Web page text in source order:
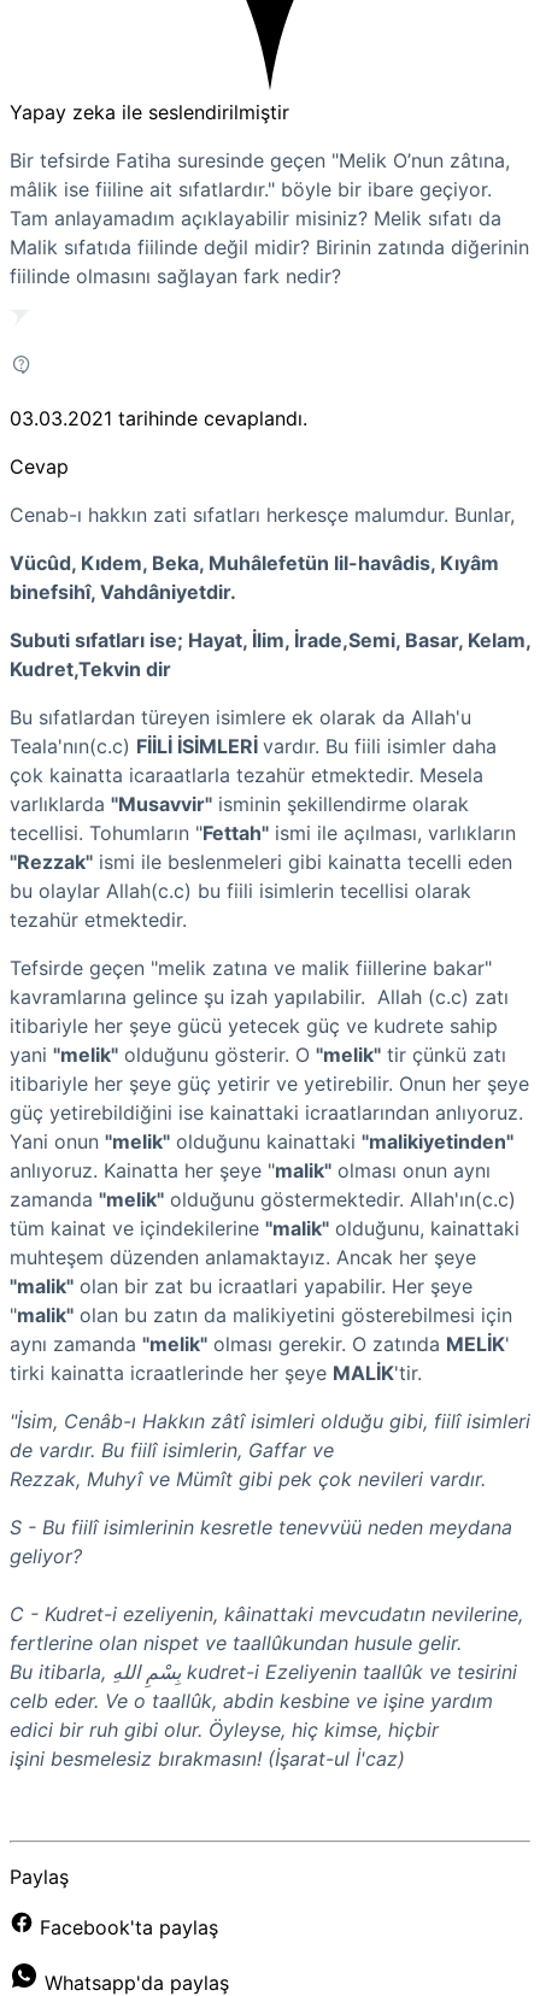
Yapay zeka ile seslendirilmiştir
Bir tefsirde Fatiha suresinde geçen "Melik O’nun zâtına,
mâlik ise fiiline ait sıfatlardır." böyle bir ibare geçiyor.
Tam anlayamadım açıklayabilir misiniz? Melik sıfatı da
Malik sıfatıda fiilinde değil midir? Birinin zatında diğerinin
fiilinde olmasını sağlayan fark nedir?
03.03.2021 tarihinde cevaplandı.
Cevap
Cenab-ı hakkın zati sıfatları herkesçe malumdur. Bunlar,
Vücûd, Kıdem, Beka, Muhâlefetün lil-havâdis, Kıyâm
binefsihî, Vahdâniyetdir.
Subuti sıfatları ise; Hayat, İlim, İrade,Semi, Basar, Kelam,
Kudret,Tekvin dir
Bu sıfatlardan türeyen isimlere ek olarak da Allah'u
Teala'nın(c.c) FİİLİ İSİMLERİ vardır. Bu fiili isimler daha
çok kainatta icaraatlarla tezahür etmektedir. Mesela
varlıklarda "Musavvir" isminin şekillendirme olarak
tecellisi. Tohumların "Fettah" ismi ile açılması, varlıkların
"Rezzak" ismi ile beslenmeleri gibi kainatta tecelli eden
bu olaylar Allah(c.c) bu fiili isimlerin tecellisi olarak
tezahür etmektedir.
Tefsirde geçen "melik zatına ve malik fiillerine bakar"
kavramlarına gelince şu izah yapılabilir. Allah (c.c) zatı
itibariyle her şeye gücü yetecek güç ve kudrete sahip
yani "melik" olduğunu gösterir. O "melik" tir çünkü zatı
itibariyle her şeye güç yetirir ve yetirebilir. Onun her şeye
güç yetirebildiğini ise kainattaki icraatlarından anlıyoruz.
Yani onun "melik" olduğunu kainattaki "malikiyetinden"
anlıyoruz. Kainatta her şeye "malik" olması onun aynı
zamanda "melik" olduğunu göstermektedir. Allah'ın(c.c)
tüm kainat ve içindekilerine "malik" olduğunu, kainattaki
muhteşem düzenden anlamaktayız. Ancak her şeye
"malik" olan bir zat bu icraatlari yapabilir. Her şeye
"malik" olan bu zatın da malikiyetini gösterebilmesi için
aynı zamanda "melik" olması gerekir. O zatında MELİK'
tirki kainatta icraatlerinde her şeye MALİK'tir.
"İsim, Cenâb-ı Hakkın zâtî isimleri olduğu gibi, fiilî isimleri
de vardır. Bu fiilî isimlerin, Gaffar ve
Rezzak, Muhyî ve Mümît gibi pek çok nevileri vardır.
S - Bu fiilî isimlerinin kesretle tenevvüü neden meydana
geliyor?
C - Kudret-i ezeliyenin, kâinattaki mevcudatın nevilerine,
fertlerine olan nispet ve taallûkundan husule gelir.
Bu itibarla, بِسْمِ اللهِ kudret-i Ezeliyenin taallûk ve tesirini
celb eder. Ve o taallûk, abdin kesbine ve işine yardım
edici bir ruh gibi olur. Öyleyse, hiç kimse, hiçbir
işini besmelesiz bırakmasın! (İşarat-ul İ'caz)
Paylaş
Facebook'ta paylaş
Whatsapp'da paylaş